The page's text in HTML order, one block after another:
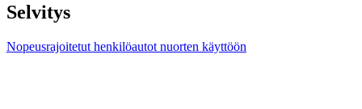
Selvitys
Nopeusrajoitetut henkilöautot nuorten käyttöön